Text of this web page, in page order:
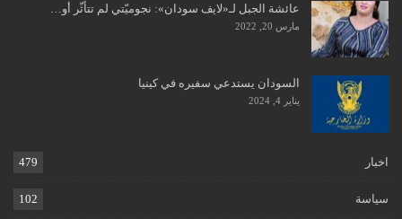
عائشة الجبل لـ«لايف سودان»: نجوميّتي لم تتأثّر أو…
مارس 20, 2022
السودان يستدعي سفيره في كينيا
يناير 4, 2024
اخبار 479
سياسة 102